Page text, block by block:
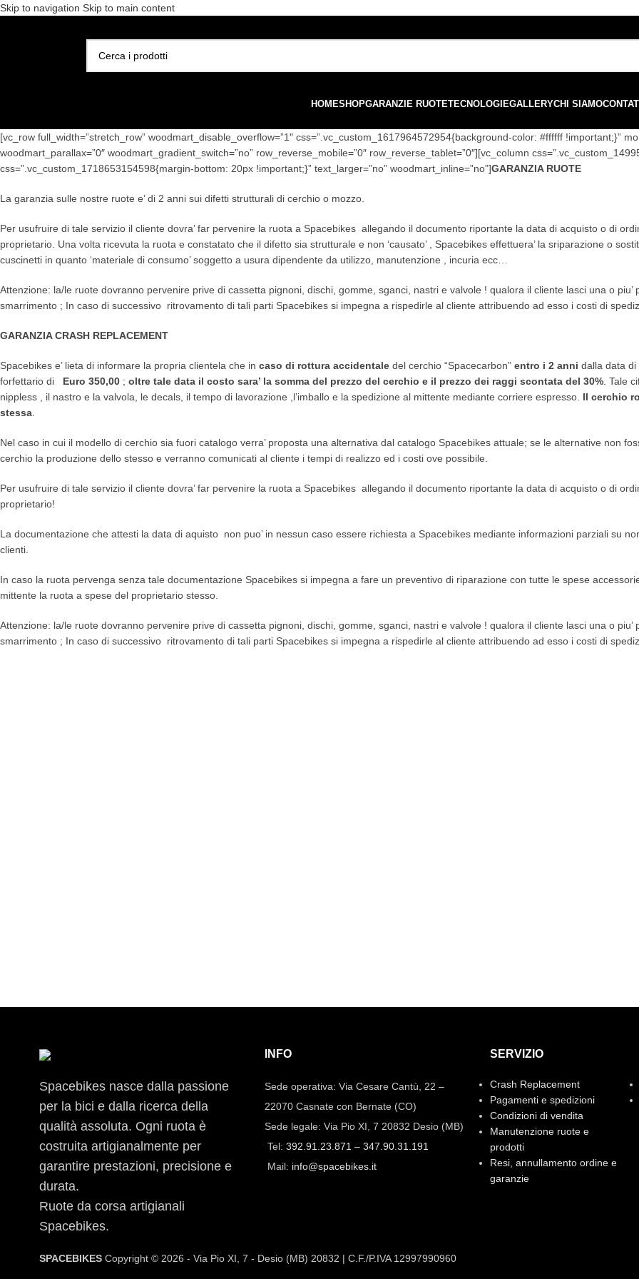
Skip to navigation Skip to main content
HOMESHOPGARANZIE RUOTETECNOLOGIEGALLERYCHI SIAMO
[vc_row full_width=”stretch_row” woodmart_disable_overflow=”1″ css=”.vc_custom_1617964572954{background-color: #ffffff !important;}”
woodmart_parallax=”0″ woodmart_gradient_switch=”no” row_reverse_mobile=”0″ row_reverse_tablet=”0″][vc_column
css=”.vc_custom_1718653154598{margin-bottom: 20px !important;}” text_larger=”no” woodmart_inline=”no”]GARANZIA RUOTE
La garanzia sulle nostre ruote e’ di 2 anni sui difetti strutturali di cerchio o mozzo.
Per usufruire di tale servizio il cliente dovra’ far pervenire la ruota a Spacebikes allegando il documento riportante la data di acquisto o di
proprietario. Una volta ricevuta la ruota e constatato che il difetto sia strutturale e non ‘causato’ , Spacebikes effettuera’ la sriparazione o
cuscinetti in quanto ‘materiale di consumo’ soggetto a usura dipendente da utilizzo, manutenzione , incuria ecc…
Attenzione: la/le ruote dovranno pervenire prive di cassetta pignoni, dischi, gomme, sganci, nastri e valvole ! qualora il cliente lasci una o
smarrimento ; In caso di successivo ritrovamento di tali parti Spacebikes si impegna a rispedirle al cliente attribuendo ad esso i costi di
GARANZIA CRASH REPLACEMENT
Spacebikes e’ lieta di informare la propria clientela che in caso di rottura accidentale del cerchio “Spacecarbon” entro i 2 anni dalla data di
forfettario di Euro 350,00 ; oltre tale data il costo sara’ la somma del prezzo del cerchio e il prezzo dei raggi scontata del 30% . Tale
nippless , il nastro e la valvola, le decals, il tempo di lavorazione ,l’imballo e la spedizione al mittente mediante corriere espresso. Il cerchio
stessa
Nel caso in cui il modello di cerchio sia fuori catalogo verra’ proposta una alternativa dal catalogo Spacebikes attuale; se le alternative non
cerchio la produzione dello stesso e verranno comunicati al cliente i tempi di realizzo ed i costi ove possibile.
Per usufruire di tale servizio il cliente dovra’ far pervenire la ruota a Spacebikes allegando il documento riportante la data di acquisto o di
proprietario!
La documentazione che attesti la data di aquisto non puo’ in nessun caso essere richiesta a Spacebikes mediante informazioni parziali su
clienti.
In caso la ruota pervenga senza tale documentazione Spacebikes si impegna a fare un preventivo di riparazione con tutte le spese
mittente la ruota a spese del proprietario stesso.
Attenzione: la/le ruote dovranno pervenire prive di cassetta pignoni, dischi, gomme, sganci, nastri e valvole ! qualora il cliente lasci una o
smarrimento ; In caso di successivo ritrovamento di tali parti Spacebikes si impegna a rispedirle al cliente attribuendo ad esso i costi di
Spacebikes nasce dalla passione
per la bici e dalla ricerca della
qualità assoluta. Ogni ruota è
costruita artigianalmente per
garantire prestazioni, precisione e
durata.
Ruote da corsa artigianali
Spacebikes.
INFO
Sede operativa: Via Cesare Cantù, 22 –
22070 Casnate con Bernate (CO)
Sede legale: Via Pio XI, 7 20832 Desio (MB)
Tel: 392.91.23.871 – 347.90.31.191
Mail: info@spacebikes.it
SERVIZIO
Crash Replacement
Pagamenti e spedizioni
Condizioni di vendita
Manutenzione ruote e
prodotti
Resi, annullamento ordine e
garanzie
SPACEBIKES Copyright © 2026 - Via Pio XI, 7 - Desio (MB) 20832 | C.F./P.IVA 12997990960